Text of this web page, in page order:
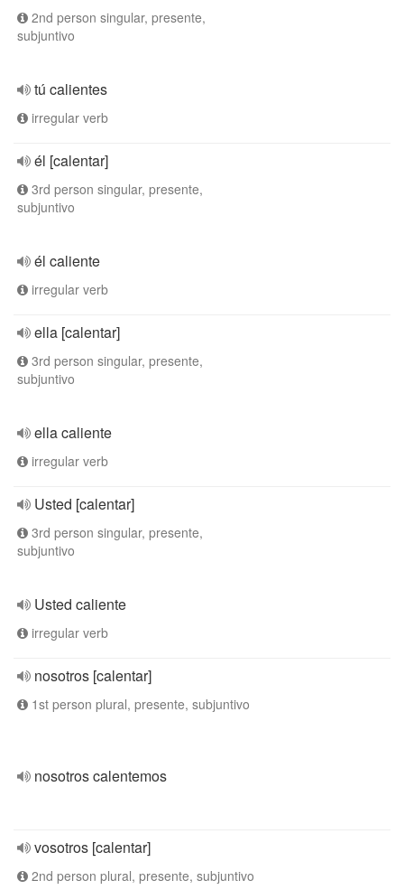
2nd person singular, presente,
subjuntivo
tú calientes
irregular verb
él [calentar]
3rd person singular, presente,
subjuntivo
él caliente
irregular verb
ella [calentar]
3rd person singular, presente,
subjuntivo
ella caliente
irregular verb
Usted [calentar]
3rd person singular, presente,
subjuntivo
Usted caliente
irregular verb
nosotros [calentar]
1st person plural, presente, subjuntivo
nosotros calentemos
vosotros [calentar]
2nd person plural, presente, subjuntivo